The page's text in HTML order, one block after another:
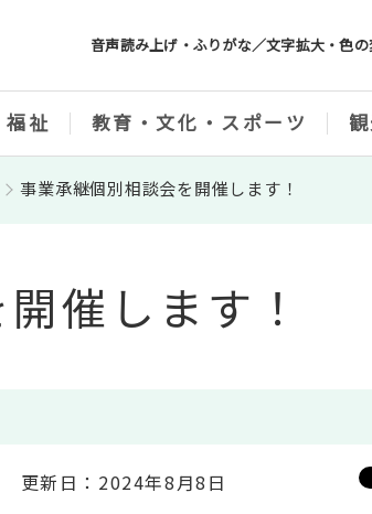
音声読み上げ・ふりがな／文字拡大・色
福祉 教育・文化・スポーツ
事業承継個別相談会を開催します！
催します！
更新日：2024年8月8日